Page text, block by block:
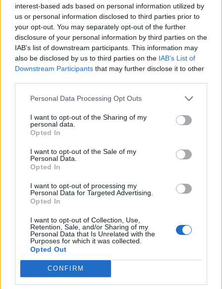
interest-based ads based on personal information utilized by
us or personal information disclosed to third parties prior to
your opt-out. You may separately opt-out of the further
disclosure of your personal information by third parties on the
IAB’s list of downstream participants. This information may
also be disclosed by us to third parties on the IAB’s List of
Downstream Participants that may further disclose it to other
Personal Data Processing Opt Outs
I want to opt-out of the Sharing of my
personal data.
Opted In
I want to opt-out of the Sale of my
Personal Data.
Opted In
I want to opt-out of processing my
Personal Data for Targeted Advertising.
Opted In
I want to opt-out of Collection, Use,
Retention, Sale, and/or Sharing of my
Personal Data that Is Unrelated with the
Purposes for which it was collected.
Opted Out
CONFIRM
Eddy Cue, Senior Vice President of Services di Apple, ha
dichiarato di essere entusiasta per ciò che l’azienda ha in
programma per il futuro, e di non vedere l’ora di condividere le
novità con gli utenti. Nell’ultimo anno, più persone che mai
hanno visitato l’App Store per scoprire nuovi contenuti e
Condividi questo articolo:
E-mail LinkedIn
Mastodon
Stampa Altro
Vuoi ricevere gli aggiornamenti delle news di TecnoGazzetta?
Inserisci nome ed indirizzo E-Mail: